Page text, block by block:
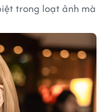
trong loạt ảnh mà